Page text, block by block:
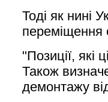
Тоді як нині
переміщення
"Позиції, які
Також
демонтажу